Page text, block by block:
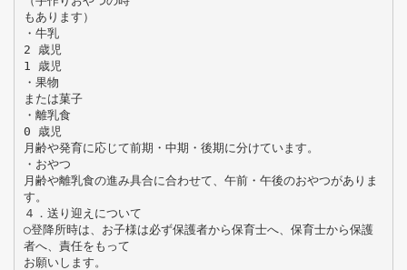
もあります）
・牛乳
2 歳児
1 歳児
・果物
または菓子
・離乳食
0 歳児
月齢や発育に応じて前期・中期・後期に分けています。
・おやつ
月齢や離乳食の進み具合に合わせて、午前・午後のおやつがありま
す。
４．送り迎えについて
○登降所時は、お子様は必ず保護者から保育士へ、保育士から保護
者へ、責任をもって
お願いします。